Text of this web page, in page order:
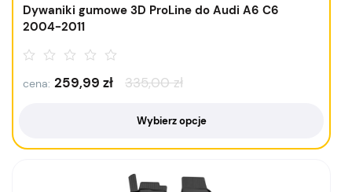
Dywaniki gumowe 3D ProLine do Audi A6 C6
2004-2011
cena: 335,00zł
259,99 zł
Wybierz opcje